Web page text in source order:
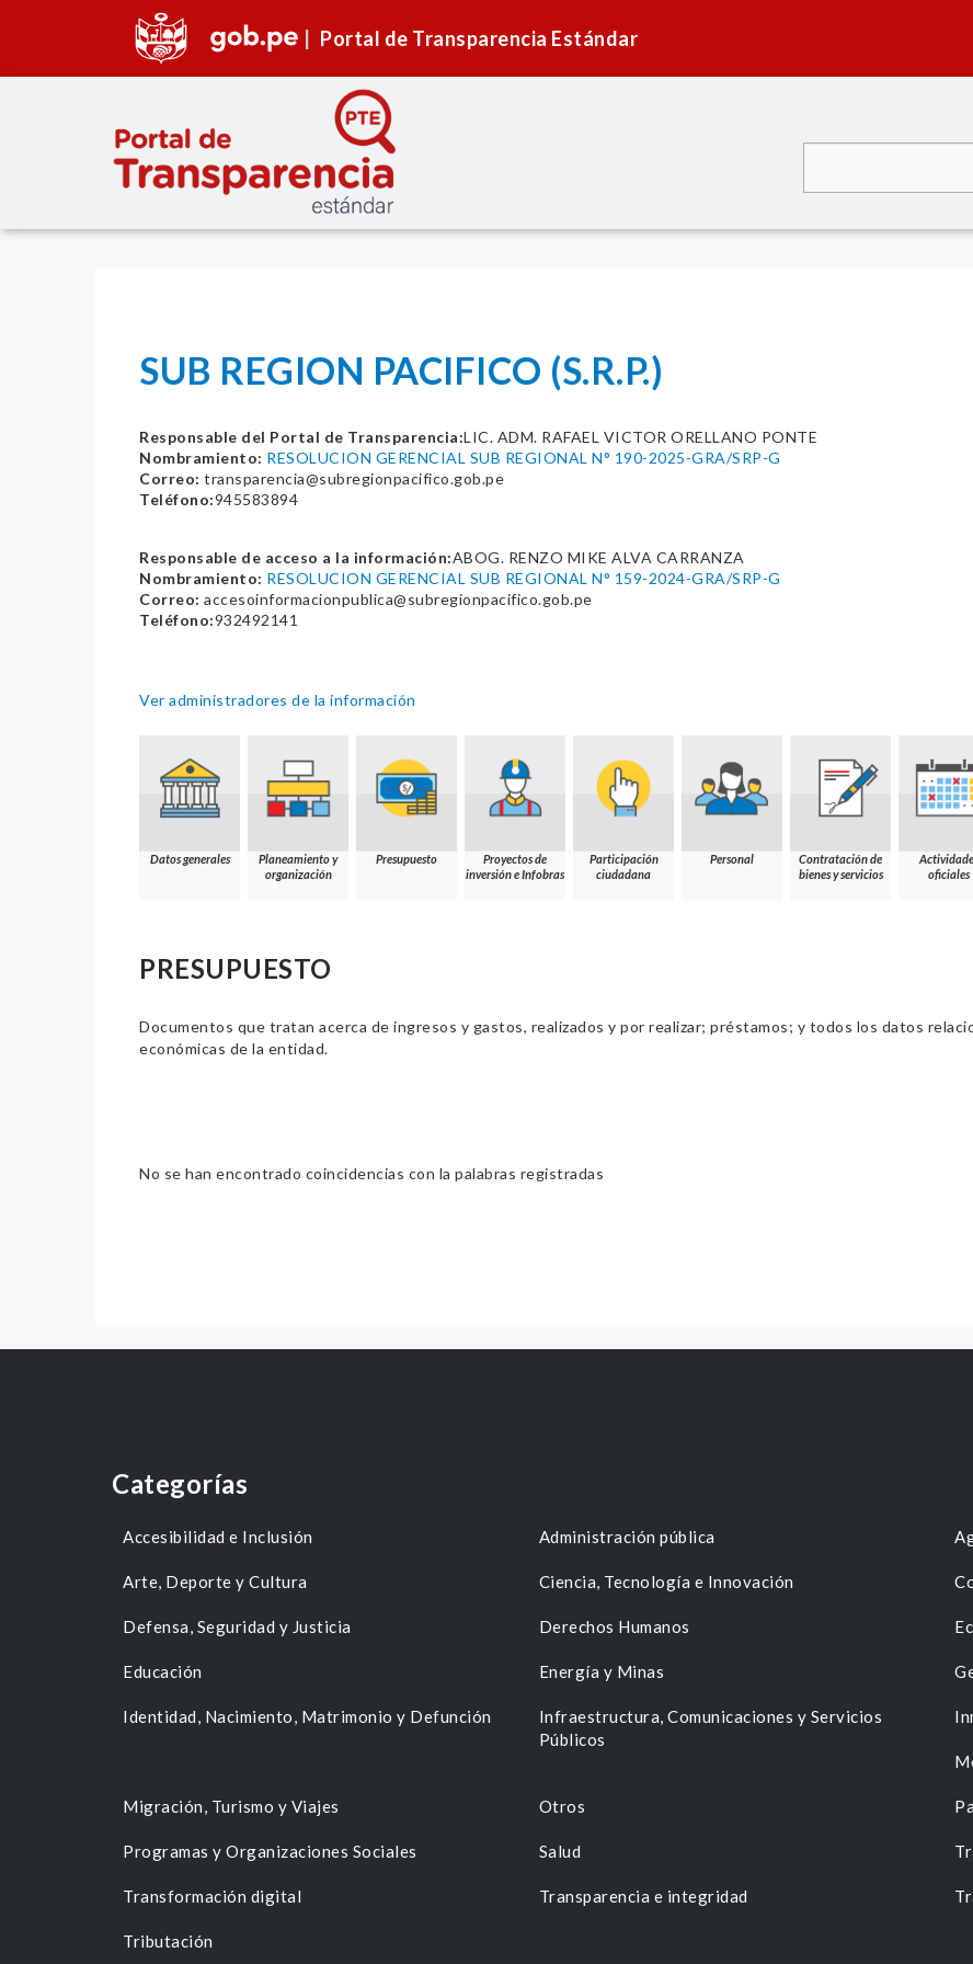
Portal de Transparencia Estándar
SUB REGION PACIFICO (S.R.P.)
Responsable del Portal de Transparencia:LIC. ADM. RAFAEL VICTOR ORELLANO PONTE
Nombramiento: RESOLUCION GERENCIAL SUB REGIONAL N° 190-2025-GRA/SRP-G
Correo: transparencia@subregionpacifico.gob.pe
Teléfono:945583894
Responsable de acceso a la información:ABOG. RENZO MIKE ALVA CARRANZA
Nombramiento: RESOLUCION GERENCIAL SUB REGIONAL N° 159-2024-GRA/SRP-G
Correo: accesoinformacionpublica@subregionpacifico.gob.pe
Teléfono:932492141
Ver administradores de la información
Datos generales
Planeamiento y
organización
Presupuesto
Proyectos de
inversión e Infobras
Participación
ciudadana
Personal
Contratación de
bienes y servicios
oficiales
PRESUPUESTO
Documentos que tratan acerca de ingresos y gastos, realizados y por realizar; préstamos; y todos los datos
económicas de la entidad.
No se han encontrado coincidencias con la palabras registradas
Categorías
Accesibilidad e Inclusión Administración pública
Arte, Deporte y Cultura Ciencia, Tecnología e Innovación
Defensa, Seguridad y Justicia Derechos Humanos
Educación Energía y Minas
Identidad, Nacimiento, Matrimonio y Defunción
Infraestructura, Comunicaciones y Servicios
Públicos
Migración, Turismo y Viajes Otros
Programas y Organizaciones Sociales Salud
Transformación digital Transparencia e integridad
Tributación